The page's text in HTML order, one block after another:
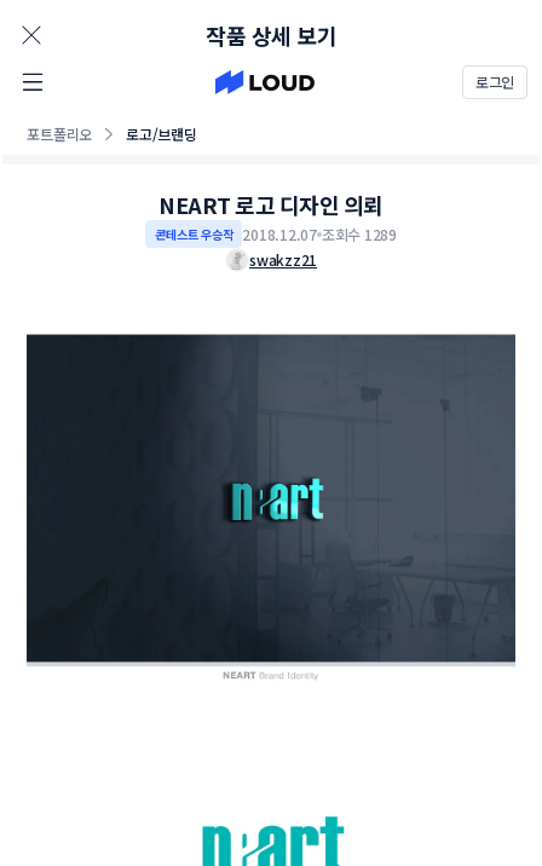
로그인
포트폴리오 로고/브랜딩
작품 상세 보기
NEART 로고 디자인 의뢰
콘테스트 우승작 2018.12.07 조회수 1289
swakzz21